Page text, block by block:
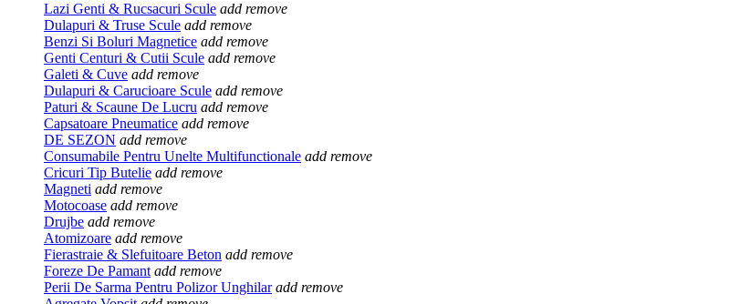
Lazi Genti & Rucsacuri Scule add remove
Dulapuri & Truse Scule add remove
Benzi Si Boluri Magnetice add remove
Genti Centuri & Cutii Scule add remove
Galeti & Cuve add remove
Dulapuri & Carucioare Scule add remove
Paturi & Scaune De Lucru add remove
Capsatoare Pneumatice add remove
DE SEZON add remove
Consumabile Pentru Unelte Multifunctionale add remove
Cricuri Tip Butelie add remove
Magneti add remove
Motocoase add remove
Drujbe add remove
Atomizoare add remove
Fierastraie & Slefuitoare Beton add remove
Foreze De Pamant add remove
Perii De Sarma Pentru Polizor Unghilar add remove